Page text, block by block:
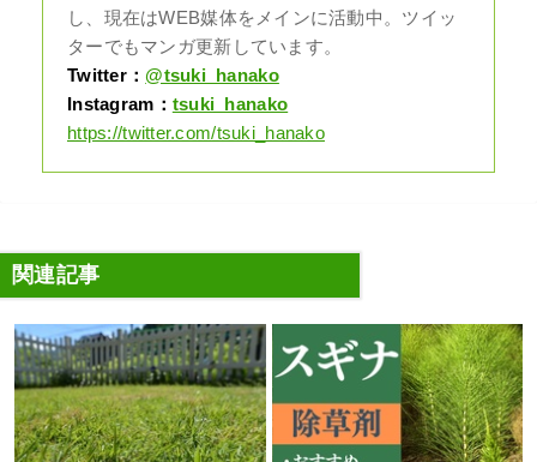
し、現在はWEB媒体をメインに活動中。ツイッ
ターでもマンガ更新しています。
Twitter：@tsuki_hanako
Instagram： tsuki_hanako
https://twitter.com/tsuki_hanako
関連記事